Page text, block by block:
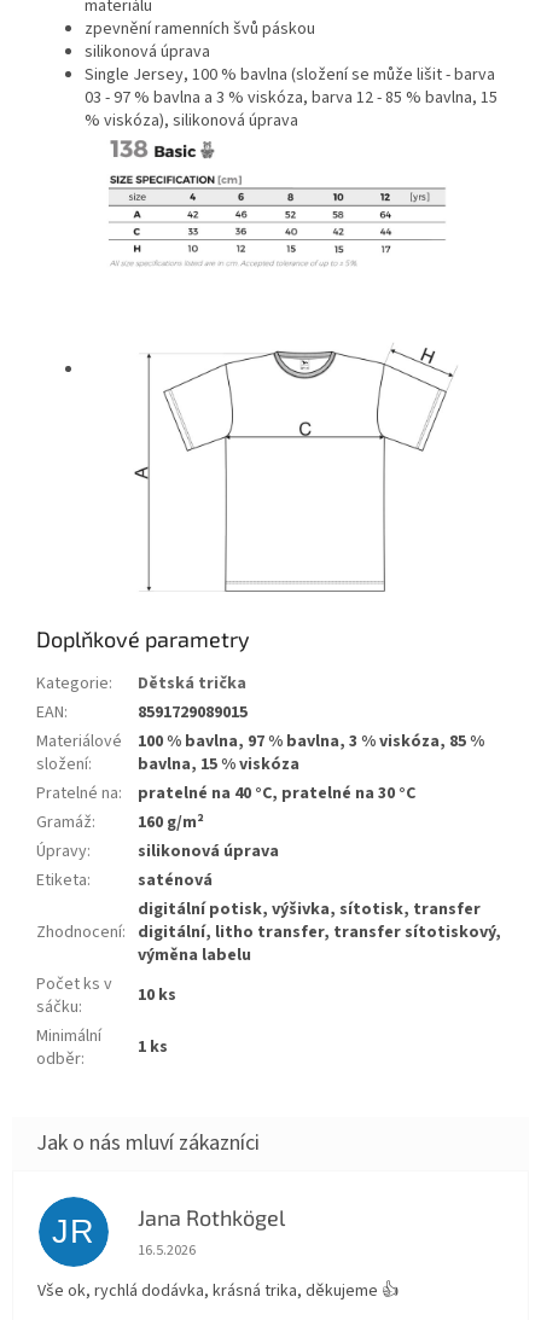
materiálu
zpevnění ramenních švů páskou
silikonová úprava
Single Jersey, 100 % bavlna (složení se může lišit - barva
03 - 97 % bavlna a 3 % viskóza, barva 12 - 85 % bavlna, 15
% viskóza), silikonová úprava
Doplňkové parametry
Kategorie:
Dětská trička
EAN:
8591729089015
Materiálové
složení:
100 % bavlna, 97 % bavlna, 3 % viskóza, 85 %
bavlna, 15 % viskóza
Pratelné na:
pratelné na 40 °C, pratelné na 30 °C
Gramáž:
160 g/m²
Úpravy:
silikonová úprava
Etiketa: saténová
Zhodnocení:
digitální potisk, výšivka, sítotisk, transfer
digitální, litho transfer, transfer sítotiskový,
výměna labelu
Počet ks v
sáčku:
10 ks
Minimální
odběr: 1 ks
JR Jana Rothkögel
Hodnocení obchodu je 5 z 5 hvězdiček.
16.5.2026
Vše ok, rychlá dodávka, krásná trika, děkujeme 👍